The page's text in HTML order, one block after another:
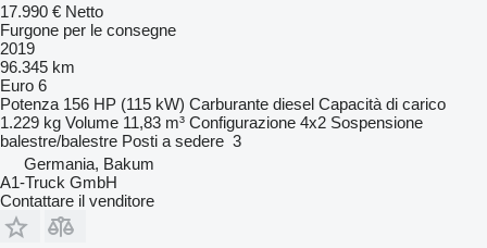
17.990 € Netto
Furgone per le consegne
2019
96.345 km
Euro 6
Potenza 156 HP (115 kW) Carburante diesel Capacità di carico
1.229 kg Volume 11,83 m³ Configurazione 4x2 Sospensione
balestre/balestre Posti a sedere 3
Germania, Bakum
A1-Truck GmbH
Contattare il venditore